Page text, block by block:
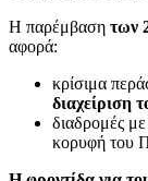
Η παρέμβαση των
αφορά:
κρίσιμα
διαχείριση
διαδρομές με
κορυφή του